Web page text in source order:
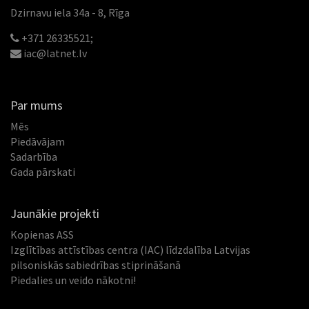
Dzirnavu iela 34a - 8, Rīga
+371 26335521;
iac@latnet.lv
Par mums
Mēs
Piedāvājam
Sadarbība
Gada pārskati
Jaunākie projekti
Kopienas ASS
Izglītības attīstības centra (IAC) līdzdalība Latvijas
pilsoniskās sabiedrības stiprināšanā
Piedalies un veido nākotni!